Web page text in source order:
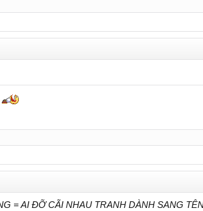
= AI ĐỠ CÃI NHAU TRANH DÀNH SANG